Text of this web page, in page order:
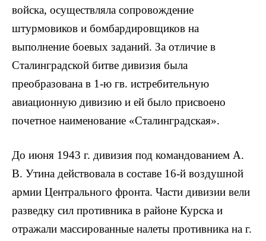
войска, осуществляла сопровождение
штурмовиков и бомбардировщиков на
выполнение боевых заданий. За отличие в
Сталинградской битве дивизия была
преобразована в 1-ю гв. истребительную
авиационную дивизию и ей было присвоено
почетное наименование «Сталинградская».
До июня 1943 г. дивизия под командованием А.
В. Утина действовала в составе 16-й воздушной
армии Центрального фронта. Части дивизии вели
разведку сил противника в районе Курска и
отражали массированные налеты противника на г.